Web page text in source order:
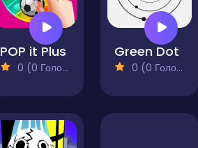
POP it Plus
0 (0 Голосів)
Green Dot
0 (0 Голосів)